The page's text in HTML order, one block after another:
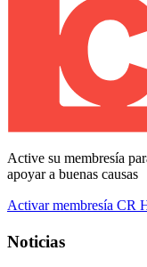
Active su membresía
apoyar a buenas causas
Activar membresía CR
Noticias